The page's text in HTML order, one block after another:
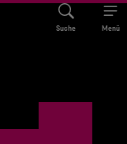
Suche Menü